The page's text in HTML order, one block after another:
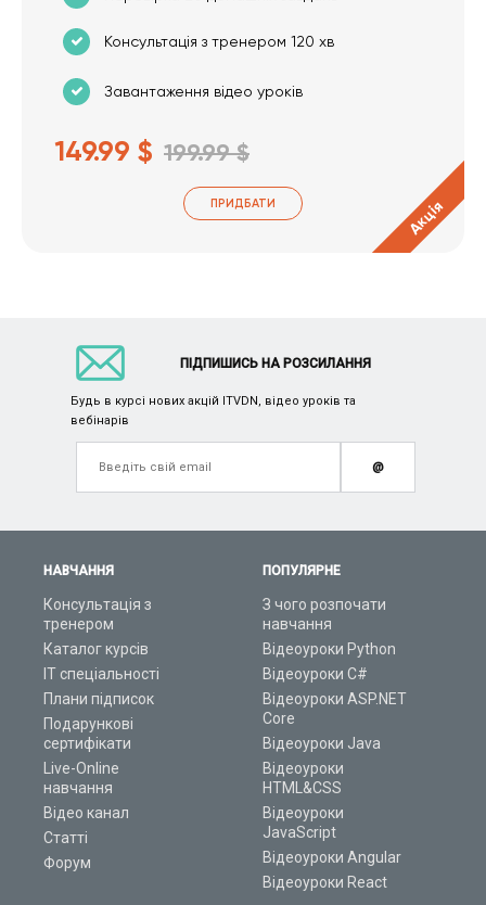
Консультація з тренером 120 хв
Завантаження відео уроків
149.99 $ 199.99 $
ПРИДБАТИ Акція
НАВЧАННЯ
Консультація з
тренером
Каталог курсів
ІТ спеціальності
Плани підписок
Подарункові
сертифікати
Live-Online
навчання
Відео канал
Статті
Форум
ПОПУЛЯРНЕ
З чого розпочати
навчання
Відеоуроки Python
Відеоуроки C#
Відеоуроки ASP.NET
Core
Відеоуроки Java
Відеоуроки
HTML&CSS
Відеоуроки
JavaScript
Відеоуроки Angular
Відеоуроки React
ПІДПИШИСЬ НА РОЗСИЛАННЯ
Будь в курсі нових акцій ITVDN, відео уроків та
вебінарів
@